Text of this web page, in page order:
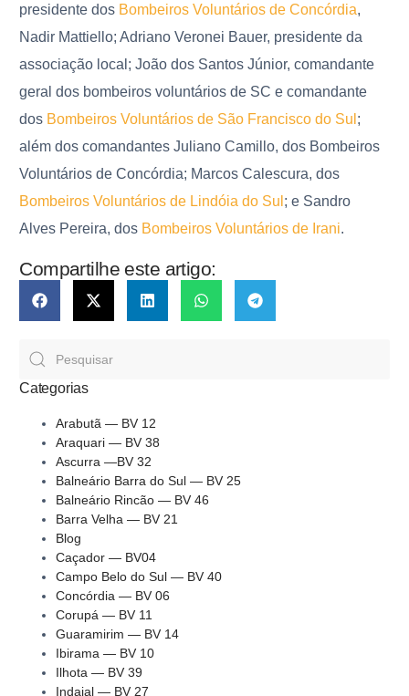
presidente dos Bombeiros Voluntários de Concórdia,
Nadir Mattiello; Adriano Veronei Bauer, presidente da
associação local; João dos Santos Júnior, comandante
geral dos bombeiros voluntários de SC e comandante
dos Bombeiros Voluntários de São Francisco do Sul ;
além dos comandantes Juliano Camillo, dos Bombeiros
Voluntários de Concórdia; Marcos Calescura, dos
Bombeiros Voluntários de Lindóia do Sul ; e Sandro
Alves Pereira, dos Bombeiros Voluntários de Irani.
Compartilhe este artigo:
Categorias
Arabutã — BV 12
Araquari — BV 38
Ascurra —BV 32
Balneário Barra do Sul — BV 25
Balneário Rincão — BV 46
Barra Velha — BV 21
Blog
Caçador — BV04
Campo Belo do Sul — BV 40
Concórdia — BV 06
Corupá — BV 11
Guaramirim — BV 14
Ibirama — BV 10
Ilhota — BV 39
Indaial — BV 27